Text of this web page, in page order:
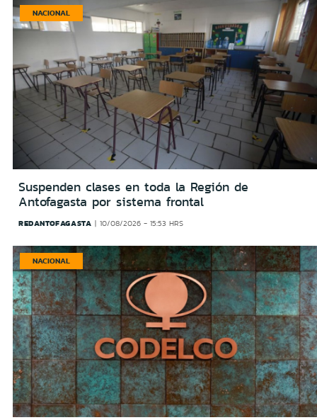
NACIONAL
Suspenden clases en toda la Región de
Antofagasta por sistema frontal
REDANTOFAGASTA 10/08/2026 - 15:53 HRS
NACIONAL